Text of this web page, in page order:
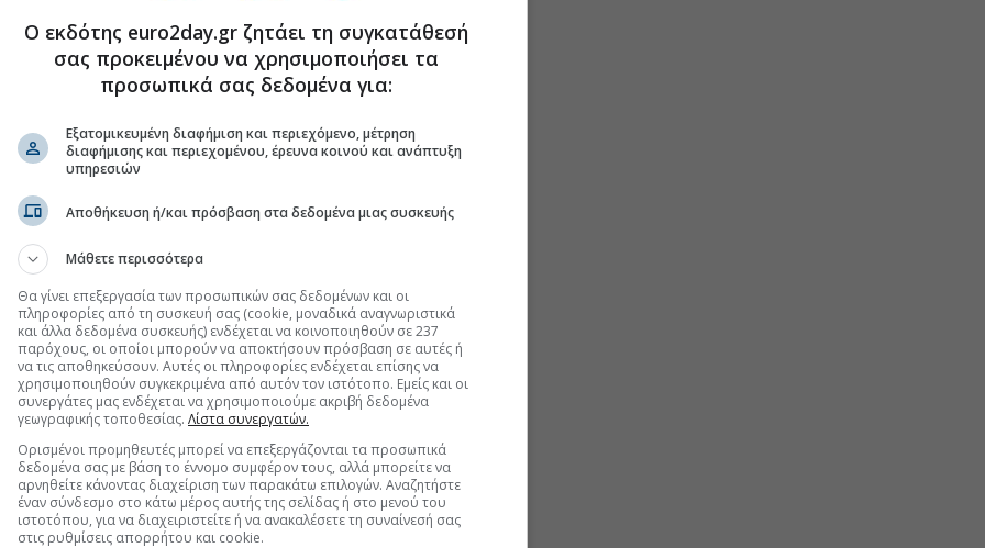
διαδικασίες. Καταχωρίσεις, εγκρίσεις και
ταχύτερες και πιο αξιόπιστες μέσω
τη σημασία των δημοσίων υπαλλήλων. Αντίθετα,
έλεγχος, σχεδιασμός πολιτικών, διαχείριση
συντονισμός υπηρεσιών.
εξελίξεις με την υπογραφη εγκυρότητας του Euro2day.gr
FOLLOW US
Ακολουθήστε τη σελίδα τουEuro2day.grστοLinkedin
.
management αλλάζει μορφή
μέρος της καθημερινής εργασίας αφορά reporting,
συντονισμό. Αυτά τα καθήκοντα θα
από ΑΙ. Αυτό δεν μειώνει την ανάγκη για στελέχη.
μετακινείται προς στρατηγική σκέψη, διαχείριση
σε αβεβαιότητα και ικανότητα αξιοποίησης
Ο εκδότης euro2day.gr ζητάει τη συγκατάθεσή
σας προκειμένου να χρησιμοποιήσει τα
προσωπικά σας δεδομένα για:
Εξατομικευμένη διαφήμιση και περιεχόμενο, μέτρηση
διαφήμισης και περιεχομένου, έρευνα κοινού και ανάπτυξη
υπηρεσιών
Αποθήκευση ή/και πρόσβαση στα δεδομένα μιας συσκευής
Μάθετε περισσότερα
Θα γίνει επεξεργασία των προσωπικών σας δεδομένων και οι
πληροφορίες από τη συσκευή σας (cookie, μοναδικά αναγνωριστικά
και άλλα δεδομένα συσκευής) ενδέχεται να κοινοποιηθούν σε 237
παρόχους, οι οποίοι μπορούν να αποκτήσουν πρόσβαση σε αυτές ή
να τις αποθηκεύσουν. Αυτές οι πληροφορίες ενδέχεται επίσης να
χρησιμοποιηθούν συγκεκριμένα από αυτόν τον ιστότοπο. Εμείς και οι
συνεργάτες μας ενδέχεται να χρησιμοποιούμε ακριβή δεδομένα
γεωγραφικής τοποθεσίας. Λίστα συνεργατών.
Ορισμένοι προμηθευτές μπορεί να επεξεργάζονται τα προσωπικά
δεδομένα σας με βάση το έννομο συμφέρον τους, αλλά μπορείτε να
αρνηθείτε κάνοντας διαχείριση των παρακάτω επιλογών. Αναζητήστε
έναν σύνδεσμο στο κάτω μέρος αυτής της σελίδας ή στο μενού του
ιστοτόπου, για να διαχειριστείτε ή να ανακαλέσετε τη συναίνεσή σας
στις ρυθμίσεις απορρήτου και cookie.